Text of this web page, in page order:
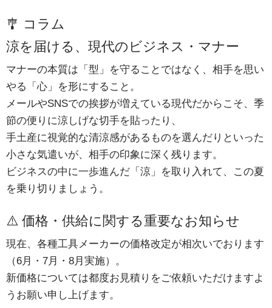
🎐 コラム
涼を届ける、現代のビジネス・マナー
マナーの本質は「型」を守ることではなく、相手を思い
やる「心」を形にすること。
メールやSNSでの挨拶が増えている現代だからこそ、季
節の便りに涼しげな切手を貼ったり、
手土産に視覚的な清涼感があるものを選んだりといった
小さな気遣いが、相手の印象に深く残ります。
ビジネスの中に一歩進んだ「涼」を取り入れて、この夏
を乗り切りましょう。
⚠️ 価格・供給に関する重要なお知らせ
現在、各種工具メーカーの価格改定が相次いでおります
（6月・7月・8月実施）。
新価格については都度お見積りをご依頼いただけますよ
うお願い申し上げます。